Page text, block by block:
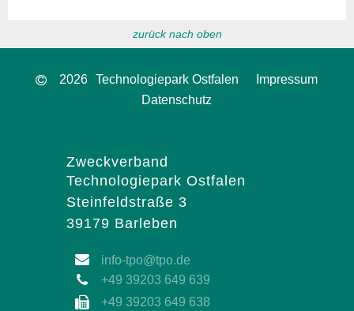
zurück nach oben
2026 Technologiepark Ostfalen
Impressum
Datenschutz
Zweckverband
Technologiepark Ostfalen
Steinfeldstraße 3
39179 Barleben
info-tpo@tpo.de
+49 39203 649 639
+49 39203 649 638